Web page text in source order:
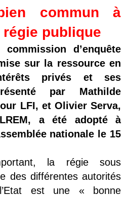
commun à
publique
d’enquête
sur la ressource en
privés et ses
par Mathilde
LFI, et Olivier Serva,
a été adopté à
nationale le 15
la régie sous
des différentes autorités
est une « bonne